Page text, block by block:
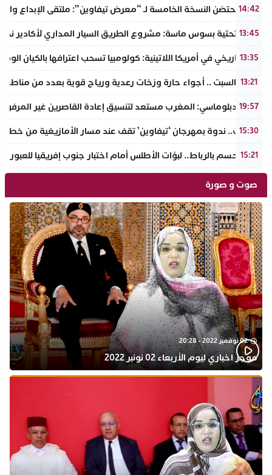
14:42
إنزكان تحتضن النسخة الخامسة لـ “معرض تيفاوين”: ملتقى الإبداع
13:45
البنية التحتية بسوس ماسة: مشروع الطريق السيار المداري لأكادير
13:35
تحول تاريخي في أمريكا اللاتينية: كولومبيا تسحب اعترافها بالكيان
13:21
طقس السبت .. أجواء حارة وزخات رعدية ورياح قوية بعدد من مناطق
19:57
مصدر دبلوماسي: المغرب مستعد لتنسيق إعادة القاصرين غير
15:30
تافراوت.. ندوة بمهرجان ‘تيفاوين’ تقف عند مسار الأمازيغية من
15:21
سبت الحسم بالرباط.. لبؤات الأطلس أمام اختبار جنوب إفريقيا للعبور
صوت و صورة
02 نوفمبر 2022 - 20:28
موجز اخباري ليوم الأربعاء 02 نونبر 2022